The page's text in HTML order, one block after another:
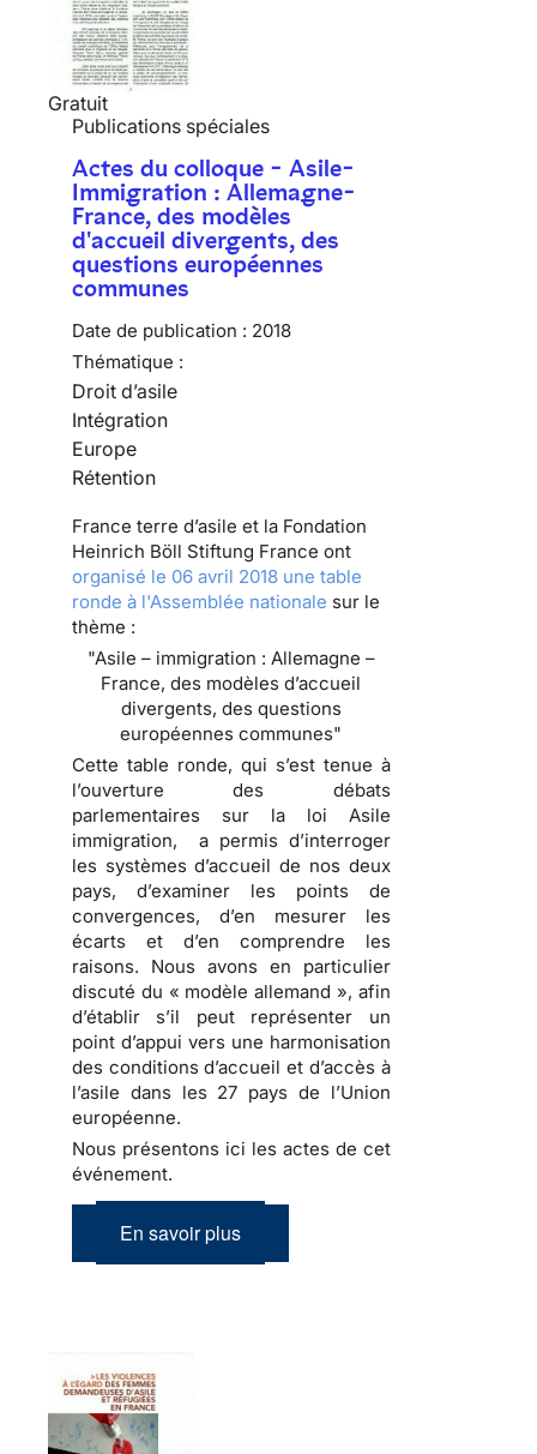
Gratuit
Publications spéciales
Actes du colloque - Asile-
Immigration : Allemagne-
France, des modèles
d'accueil divergents, des
questions européennes
communes
Date de publication : 2018
Thématique :
Droit d’asile
Intégration
Europe
Rétention
France terre d’asile et la Fondation
Heinrich Böll Stiftung France ont
organisé le 06 avril 2018 une table
ronde à l'Assemblée nationale sur le
thème :
"Asile – immigration : Allemagne –
France, des modèles d’accueil
divergents, des questions
européennes communes"
Cette table ronde, qui s’est tenue à
l’ouverture des débats
parlementaires sur la loi Asile
immigration, a permis d’interroger
les systèmes d’accueil de nos deux
pays, d’examiner les points de
convergences, d’en mesurer les
écarts et d’en comprendre les
raisons. Nous avons en particulier
discuté du « modèle allemand », afin
d’établir s’il peut représenter un
point d’appui vers une harmonisation
des conditions d’accueil et d’accès à
l’asile dans les 27 pays de l’Union
européenne.
Nous présentons ici les actes de cet
événement.
En savoir plus